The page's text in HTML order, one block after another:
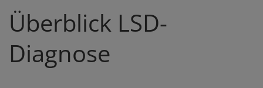
Überblick LSD-
Diagnose